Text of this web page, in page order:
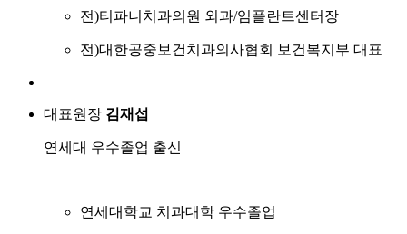
전)티파니치과의원 외과/임플란트센터장
전)대한공중보건치과의사협회 보건복지부 대표
대표원장 김재섭
연세대 우수졸업 출신
연세대학교 치과대학 우수졸업